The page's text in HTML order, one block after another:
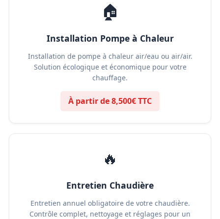
🏠
Installation Pompe à Chaleur
Installation de pompe à chaleur air/eau ou air/air.
Solution écologique et économique pour votre
chauffage.
À partir de 8,500€ TTC
🔥
Entretien Chaudière
Entretien annuel obligatoire de votre chaudière.
Contrôle complet, nettoyage et réglages pour un